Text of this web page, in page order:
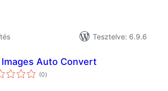
Tesztelve: 6.9.6
Images Auto Convert
(0értékelés
összesen
)